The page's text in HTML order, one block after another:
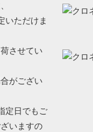
いただけま
させてい
がござい
定日でもご
いますの